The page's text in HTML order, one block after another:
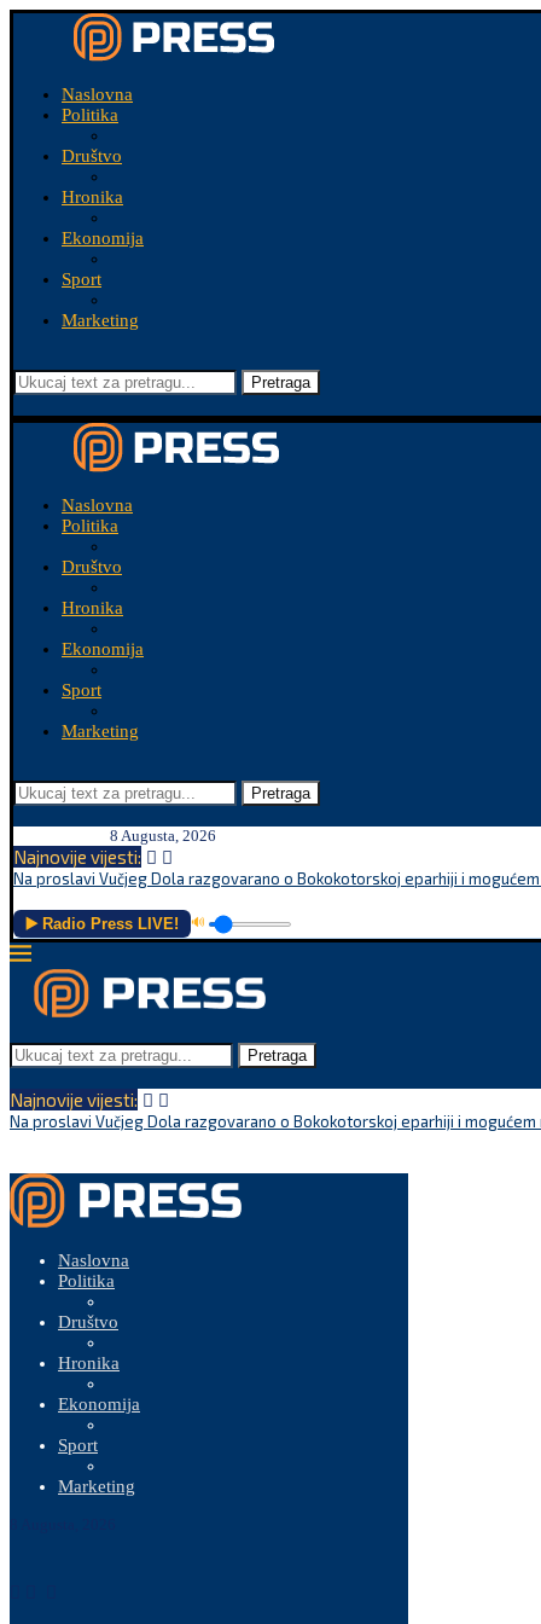
Naslovna
Politika
Društvo
Hronika
Ekonomija
Sport
Marketing
Pretraga
Naslovna
Politika
Društvo
Hronika
Ekonomija
Sport
Marketing
Pretraga
8 Augusta, 2026
Najnovije vijesti:
Na proslavi Vučjeg Dola razgovarano o Bokokotorskoj eparhiji i
▶️ Radio Press LIVE! 🔊
Pretraga
Najnovije vijesti:
Na proslavi Vučjeg Dola razgovarano o Bokokotorskoj eparhiji i mogućem
Naslovna
Politika
Društvo
Hronika
Ekonomija
Sport
Marketing